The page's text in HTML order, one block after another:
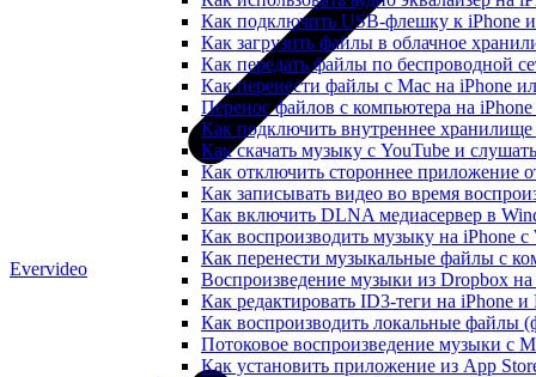
Как подключить USB-флешку к iPhone
Как загрузить файлы в облачное
Как передать файлы по беспроводной
Как перенести файлы с Mac на iPhone
Перенос файлов с компьютера на
Как подключить внутреннее
Как скачать музыку с YouTube и
Как отключить стороннее приложение
Как записывать видео во время
Как включить DLNA медиасервер в
Как воспроизводить музыку на iPhone
Как перенести музыкальные файлы с
Воспроизведение музыки из Dropbox
Как редактировать ID3-теги на iPhone и
Как воспроизводить локальные файлы
Потоковое воспроизведение музыки с
Как установить приложение из App
Evervideo